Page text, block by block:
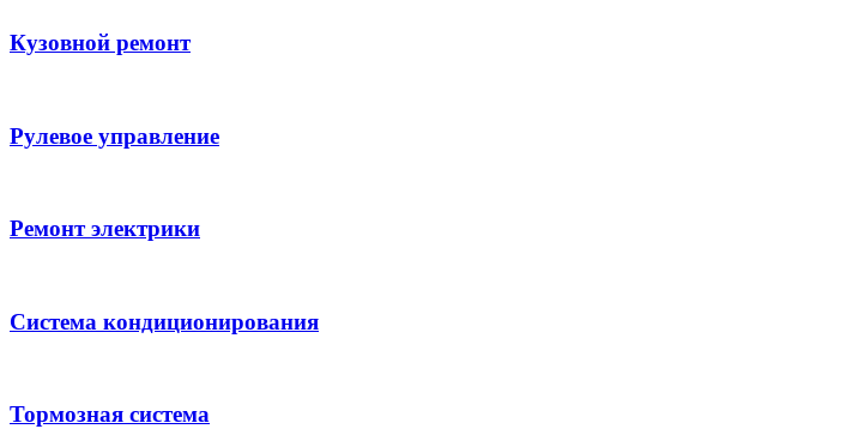
Кузовной ремонт
Рулевое управление
Ремонт электрики
Система кондиционирования
Тормозная система